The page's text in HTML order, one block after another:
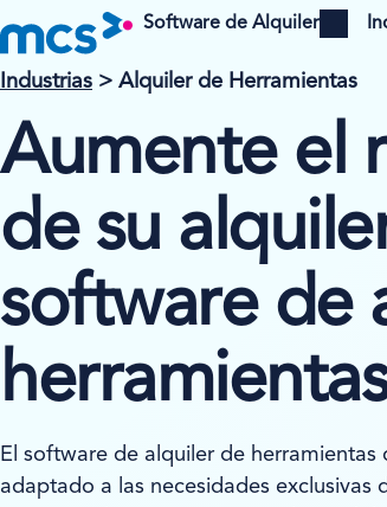
Software de Alquiler
Industrias > Alquiler de Herramientas
Aumente el
de su
software de
El software de alquiler de herramientas
adaptado a las necesidades exclusivas